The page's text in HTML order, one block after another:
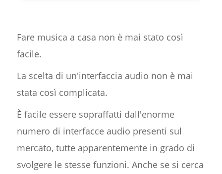
Fare musica a casa non è mai stato così
facile.
La scelta di un'interfaccia audio non è mai
stata così complicata.
È facile essere sopraffatti dall'enorme
numero di interfacce audio presenti sul
mercato, tutte apparentemente in grado di
svolgere le stesse funzioni. Anche se si cerca